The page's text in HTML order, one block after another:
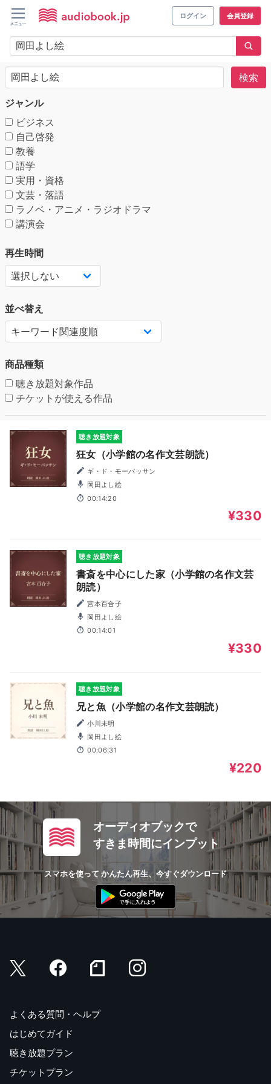
ログイン 会員登録
検索
ジャンル
ビジネス
自己啓発
教養
語学
実用・資格
文芸・落語
ラノベ・アニメ・ラジオドラマ
講演会
再生時間
並べ替え
商品種類
聴き放題対象作品
チケットが使える作品
聴き放題対象
狂女（小学館の名作文芸朗読）
ギ・ド・モーパッサン
岡田よし絵
00:14:20
¥330
聴き放題対象
書斎を中心にした家（小学館の名作文芸
朗読）
宮本百合子
岡田よし絵
00:14:01
¥330
聴き放題対象
兄と魚（小学館の名作文芸朗読）
小川未明
岡田よし絵
00:06:31
¥220
オーディオブックで
すきま時間にインプット
スマホを使って かんたん再生、今すぐダウンロード
よくある質問・ヘルプ
はじめてガイド
聴き放題プラン
チケットプラン